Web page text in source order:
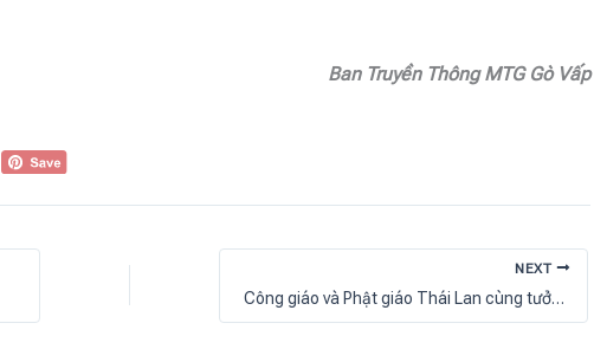
Ban Truyền Thông MTG Gò Vấp
NEXT
Công giáo và Phật giáo Thái Lan cùng tưởng niệm Đức cố Hồng y Ayuso